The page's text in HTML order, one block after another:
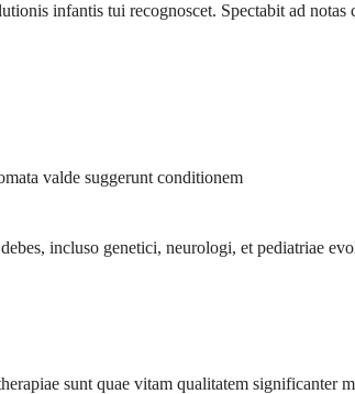
infantis tui recognoscet. Spectabit ad
valde suggerunt conditionem
incluso genetici, neurologi, et pediatriae
sunt quae vitam qualitatem